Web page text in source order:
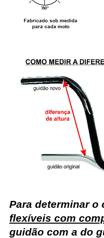
Para determinar
flexíveis com
guidão com a do